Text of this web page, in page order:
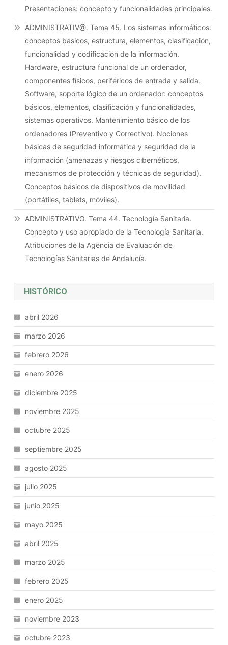
Presentaciones: concepto y funcionalidades principales.
ADMINISTRATIV@. Tema 45. Los sistemas informáticos:
conceptos básicos, estructura, elementos, clasificación,
funcionalidad y codificación de la información.
Hardware, estructura funcional de un ordenador,
componentes físicos, periféricos de entrada y salida.
Software, soporte lógico de un ordenador: conceptos
básicos, elementos, clasificación y funcionalidades,
sistemas operativos. Mantenimiento básico de los
ordenadores (Preventivo y Correctivo). Nociones
básicas de seguridad informática y seguridad de la
información (amenazas y riesgos cibernéticos,
mecanismos de protección y técnicas de seguridad).
Conceptos básicos de dispositivos de movilidad
(portátiles, tablets, móviles).
ADMINISTRATIVO. Tema 44. Tecnología Sanitaria.
Concepto y uso apropiado de la Tecnología Sanitaria.
Atribuciones de la Agencia de Evaluación de
Tecnologías Sanitarias de Andalucía.
HISTÓRICO
abril 2026
marzo 2026
febrero 2026
enero 2026
diciembre 2025
noviembre 2025
octubre 2025
septiembre 2025
agosto 2025
julio 2025
junio 2025
mayo 2025
abril 2025
marzo 2025
febrero 2025
enero 2025
noviembre 2023
octubre 2023